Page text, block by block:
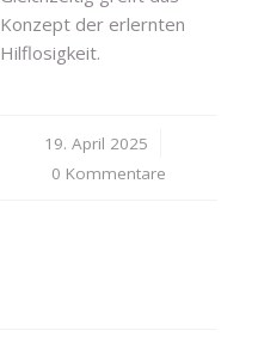
Konzept der erlernten
Hilflosigkeit.
19. April 2025
/
0 Kommentare